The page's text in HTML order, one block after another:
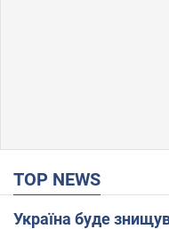
TOP NEWS
Україна буде